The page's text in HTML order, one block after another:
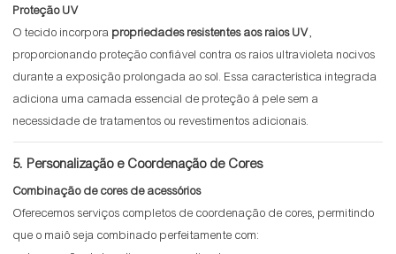
Proteção UV
O tecido incorpora propriedades resistentes aos raios UV,
proporcionando proteção confiável contra os raios ultravioleta nocivos
durante a exposição prolongada ao sol. Essa característica integrada
adiciona uma camada essencial de proteção à pele sem a
necessidade de tratamentos ou revestimentos adicionais.
5. Personalização e Coordenação de Cores
Combinação de cores de acessórios
Oferecemos serviços completos de coordenação de cores, permitindo
que o maiô seja combinado perfeitamente com: